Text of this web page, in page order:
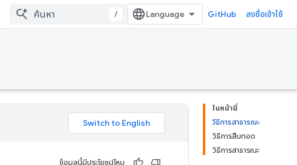
/ GitHub ลงชื่อเข้าใช้
ในหน้านี้
วิธีการสาธารณะ
วิธีการสืบทอด
วิธีการสาธารณะ
ข้อมูลนี้มีประโยชน์ไหม